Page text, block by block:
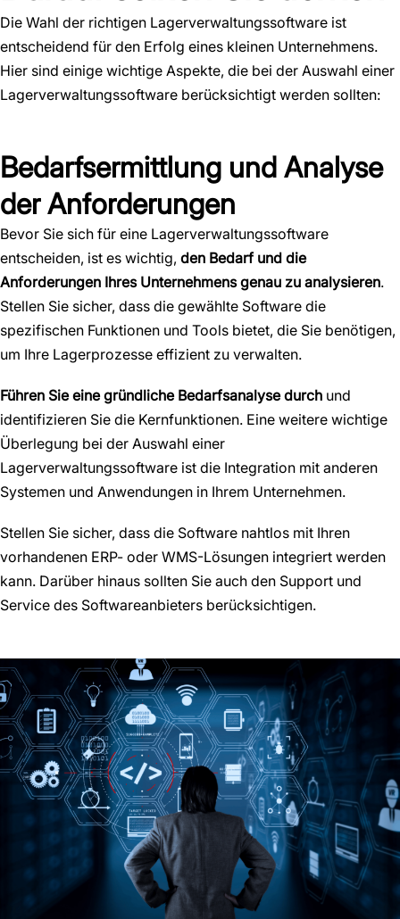
Die Wahl der richtigen Lagerverwaltungssoftware ist
entscheidend für den Erfolg eines kleinen Unternehmens.
Hier sind einige wichtige Aspekte, die bei der Auswahl einer
Lagerverwaltungssoftware berücksichtigt werden sollten:
Bedarfsermittlung und Analyse
der Anforderungen
Bevor Sie sich für eine Lagerverwaltungssoftware
entscheiden, ist es wichtig, den Bedarf und die
Anforderungen Ihres Unternehmens genau zu analysieren.
Stellen Sie sicher, dass die gewählte Software die
spezifischen Funktionen und Tools bietet, die Sie benötigen,
um Ihre Lagerprozesse effizient zu verwalten.
Führen Sie eine gründliche Bedarfsanalyse durch und
identifizieren Sie die Kernfunktionen. Eine weitere wichtige
Überlegung bei der Auswahl einer
Lagerverwaltungssoftware ist die Integration mit anderen
Systemen und Anwendungen in Ihrem Unternehmen.
Stellen Sie sicher, dass die Software nahtlos mit Ihren
vorhandenen ERP- oder WMS-Lösungen integriert werden
kann. Darüber hinaus sollten Sie auch den Support und
Service des Softwareanbieters berücksichtigen.